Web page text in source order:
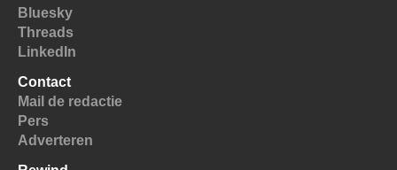
Bluesky
Threads
LinkedIn
Contact
Mail de redactie
Pers
Adverteren